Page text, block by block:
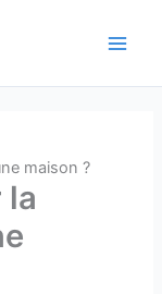
maison ?
la